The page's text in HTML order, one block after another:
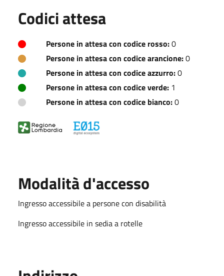
Codici attesa
Persone in attesa con codice rosso:0
Persone in attesa con codice arancione:0
Persone in attesa con codice azzurro:0
Persone in attesa con codice verde: 1
Persone in attesa con codice bianco:0
Modalità d'accesso
Ingresso accessibile a persone con disabilità
Ingresso accessibile in sedia a rotelle